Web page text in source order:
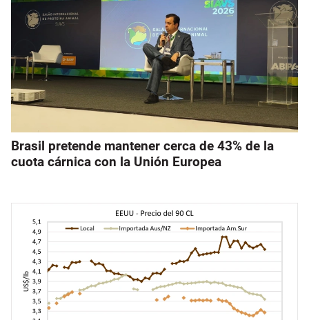
Brasil pretende mantener cerca de 43% de la
cuota cárnica con la Unión Europea